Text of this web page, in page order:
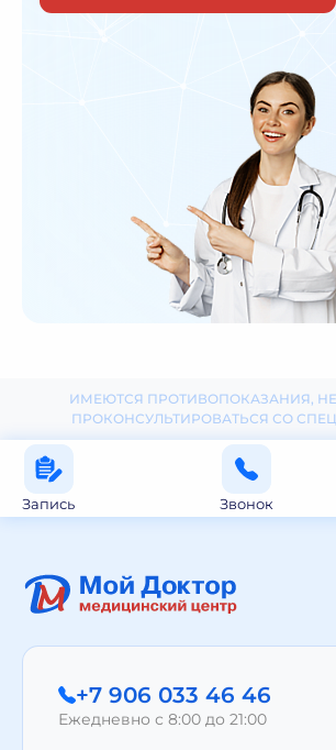
ИМЕЮТСЯ ПРОТИВОПОКАЗАНИЯ,
ПРОКОНСУЛЬТИРОВАТЬСЯ СО
Запись Звонок
+7 906 033 46 46
Ежедневно с 8:00 до 21:00